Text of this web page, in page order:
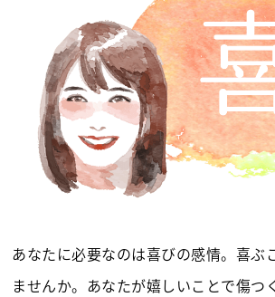
あなたに必要なのは喜びの感情。喜ぶ
ませんか。あなたが嬉しいことで傷つ